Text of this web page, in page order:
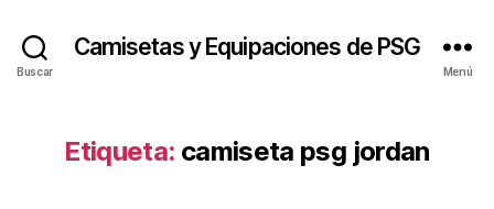
Buscar
Camisetas y Equipaciones de PSG
Menú
Etiqueta: camiseta psg jordan